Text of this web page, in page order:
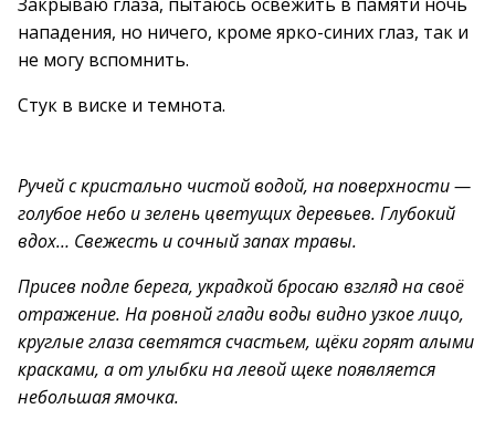
нападения, но ничего, кроме ярко-синих глаз, так и
не могу вспомнить.
Стук в виске и темнота.
Ручей с кристально чистой водой, на поверхности —
голубое небо и зелень цветущих деревьев. Глубокий
вдох… Свежесть и сочный запах травы.
Присев подле берега, украдкой бросаю взгляд на своё
отражение. На ровной глади воды видно узкое лицо,
круглые глаза светятся счастьем, щёки горят алыми
красками, а от улыбки на левой щеке появляется
небольшая ямочка.